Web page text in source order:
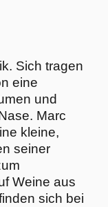
Sich tragen
eine
und
Marc
kleine,
seiner
Weine aus
sich bei